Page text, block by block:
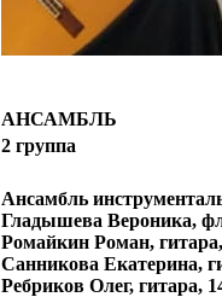
АНСАМБЛЬ
2 группа
Ансамбль
Гладышева Вероника,
Ромайкин Роман,
Санникова Екатерина,
Ребриков Олег, гитара,